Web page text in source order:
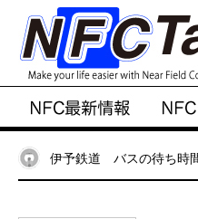
伊予鉄道 バスの待ち時